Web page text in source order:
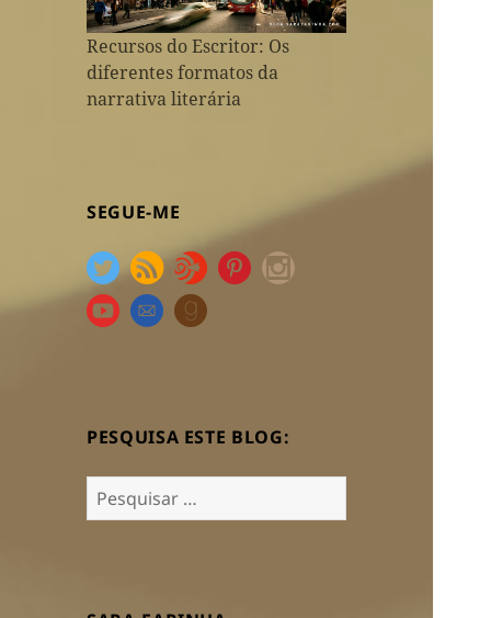
Recursos do Escritor: Os
diferentes formatos da
narrativa literária
SEGUE-ME
PESQUISA ESTE BLOG:
Pesquisar
por: